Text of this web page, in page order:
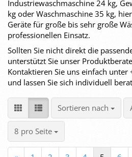
Industriewaschmaschine 24 kg,
kg oder Waschmaschine 35 kg,
Geräte für große bis sehr große
professionellen Einsatz.
Sollten Sie nicht direkt die
unterstützt Sie unser
Kontaktieren Sie uns einfach
und lassen Sie sich individuell
Sortieren nach
Sortieren nach
8 pro Seite
pro Seite